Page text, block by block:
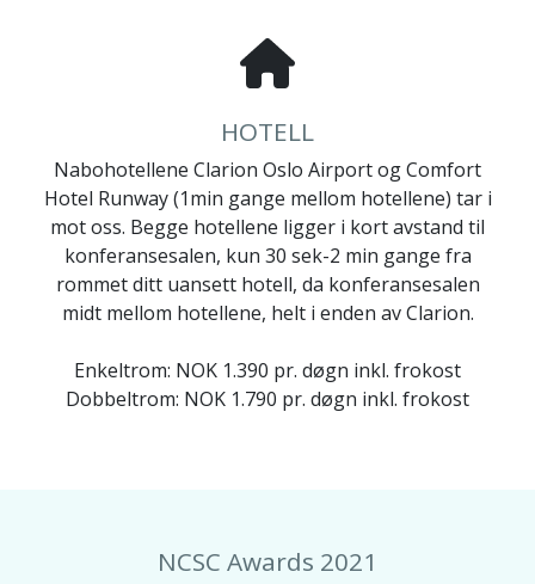
HOTELL
Nabohotellene Clarion Oslo Airport og Comfort
Hotel Runway (1min gange mellom hotellene) tar i
mot oss. Begge hotellene ligger i kort avstand til
konferansesalen, kun 30 sek-2 min gange fra
rommet ditt uansett hotell, da konferansesalen
midt mellom hotellene, helt i enden av Clarion.
Enkeltrom: NOK 1.390 pr. døgn inkl. frokost
Dobbeltrom: NOK 1.790 pr. døgn inkl. frokost
NCSC Awards 2021